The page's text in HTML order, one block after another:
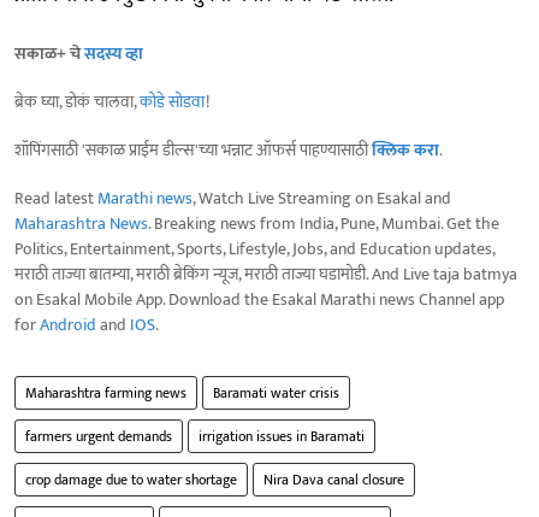
सकाळ+ चेसदस्य व्हा
ब्रेक घ्या, डोकं चालवा,कोडे सोडवा!
शॉपिंगसाठी 'सकाळ प्राईम डील्स'च्या भन्नाट ऑफर्स पाहण्यासाठीक्लिक करा.
Read latestMarathi news, Watch Live Streaming on Esakal and
Maharashtra News. Breaking news from India, Pune, Mumbai. Get the
Politics, Entertainment, Sports, Lifestyle, Jobs, and Education updates,
मराठी ताज्या बातम्या, मराठी ब्रेकिंग न्यूज, मराठी ताज्या घडामोडी. And Live taja batmya
on Esakal Mobile App. Download the Esakal Marathi news Channel app
forAndroidand IOS.
Maharashtra farming news
Baramati water crisis
farmers urgent demands
irrigation issues in Baramati
crop damage due to water shortage
Nira Dava canal closure